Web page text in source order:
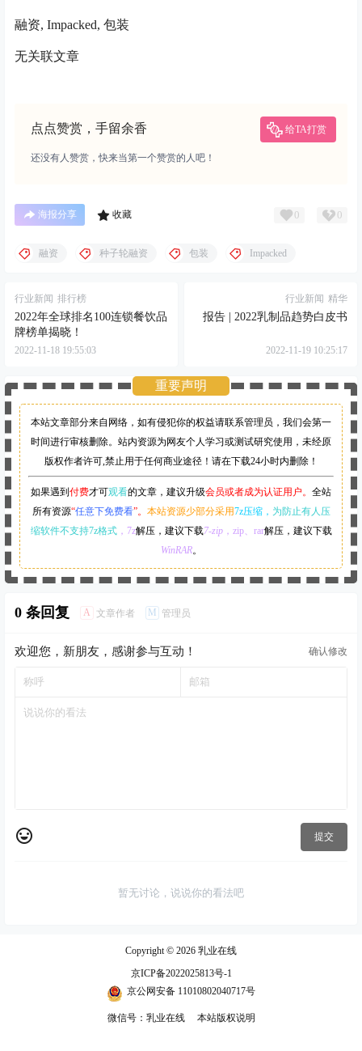
融资, Impacked, 包装
无关联文章
点点赞赏，手留余香 给TA打赏
还没有人赞赏，快来当第一个赞赏的人吧！
海报分享 收藏 0 0
融资 种子轮融资 包装 Impacked
行业新闻 排行榜
2022年全球排名100连锁餐饮品
牌榜单揭晓！
2022-11-18 19:55:03
行业新闻 精华
报告 | 2022乳制品趋势白皮书
2022-11-19 10:25:17
重要声明
本站文章部分来自网络，如有侵犯你的权益请联系管理员， 我们会第一
时间进行审核删除。站内资源为网友个人学习或测试研究使用，未经原
版权作者许可,禁止用于任何商业途径！请在下载24小时内删除！
如果遇到 付费才可观看的文章，建议升级会员或者成为认证用户。 全站
所有资源“任意下免费看”。 本站资源少部分采用7z压缩， 为防止有人压
缩软件不支持7z格式，7z解压，建议下载7-zip，zip、rar解压，建议下载
WinRAR。
0 条回复 A 文章作者 M 管理员
欢迎您，新朋友，感谢参与互动！ 确认修改
提交
暂无讨论，说说你的看法吧
Copyright © 2026 乳业在线
京ICP备2022025813号-1
京公网安备 11010802040717号
微信号：乳业在线 本站版权说明